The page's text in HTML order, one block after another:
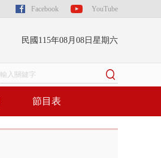
Facebook YouTube
民國115年08月08日星期六
節目表